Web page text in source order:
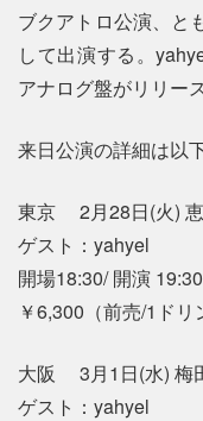
ブクアトロ公演、と
して出演する。
アナログ盤がリリー
来日公演の詳細は以
東京 2月28日(火)
ゲスト：yahyel
開場18:30/ 開演 19:30
￥6,300（前売/1ドリ
大阪 3月1日(水) 梅
ゲスト：yahyel